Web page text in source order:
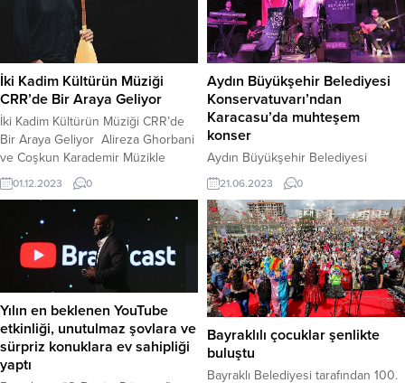
İki Kadim Kültürün Müziği
CRR’de Bir Araya Geliyor
İki Kadim Kültürün Müziği CRR’de
Bir Araya Geliyor Alireza Ghorbani
ve Coşkun Karademir Müzikle
Zamanı ve Sınırları Kaldırıyor İran
geleneksel müziğinin yaşayan en
önemli temsilcilerinden besteci,
şair ve yorumcu Alireza Ghorbani
ve Anadolu’nun müziğini sazı,
kopuzu ve kendine has yorumuyla
dünyaya taşıyan Coşkun Karademir,
6 Aralık Çarşamba akşamı saat
20.00’de,...
01.12.2023 0
Aydın Büyükşehir Belediyesi
Konservatuvarı’ndan
Karacasu’da muhteşem
konser
Aydın Büyükşehir Belediyesi
Konservatuvarı, ‘Yaz Konserleri’
etkinlikleri kapsamında Karacasu’da
muhteşem bir konsere imza attı.
Vatandaşların yoğun ilgi gösterdiği
konser, Karacasu Cumhuriyet
Meydanı’nda gerçekleştirildi.
Müziğin eğlenceli ritmine uyarak
hem dans eden hem de şarkılara
eşlik eden vatandaşlar, renkli
etkinliklerle kendilerini buluşturan
Büyükşehir Belediye Başkanı
Özlem Çerçioğlu’na teşekkür etti.
21.06.2023 0
Yılın en beklenen YouTube
etkinliği, unutulmaz şovlara ve
sürpriz konuklara ev sahipliği
yaptı
Bayraklılı çocuklar şenlikte
buluştu
Bayraklı Belediyesi tarafından 100.